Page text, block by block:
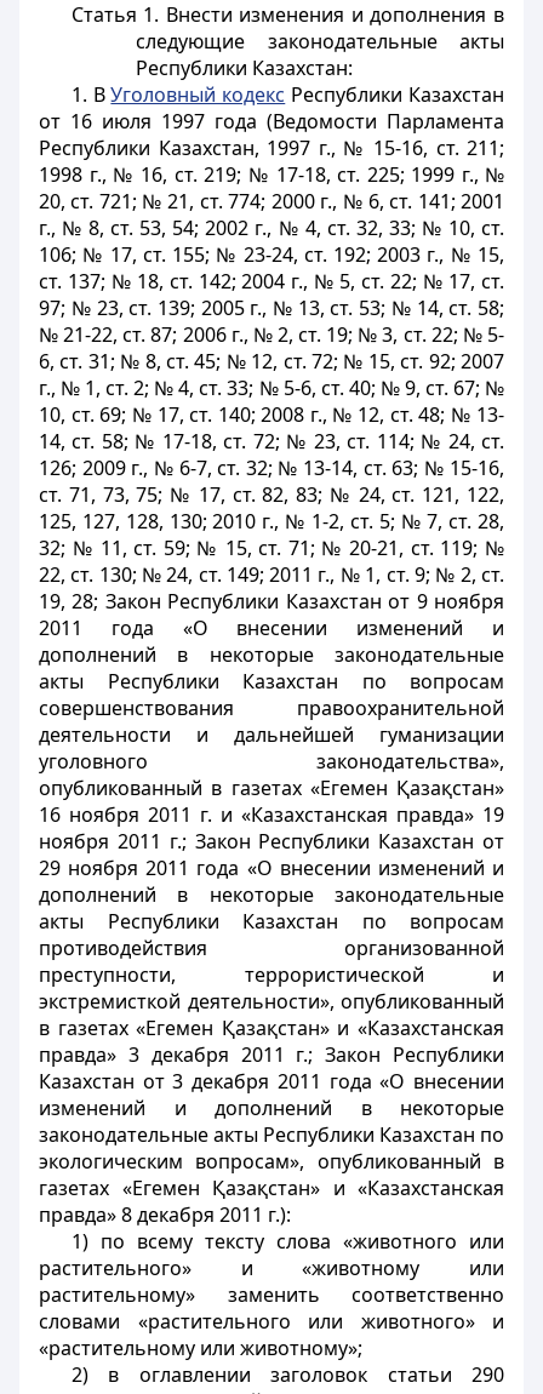
Статья 1. Внести изменения и дополнения в
следующие законодательные акты
Республики Казахстан:
1. ВУголовный кодекс Республики Казахстан
от 16 июля 1997 года (Ведомости Парламента
Республики Казахстан, 1997 г., № 15-16, ст. 211;
1998 г., № 16, ст. 219; № 17-18, ст. 225; 1999 г., №
20, ст. 721; № 21, ст. 774; 2000 г., № 6, ст. 141; 2001
г., № 8, ст. 53, 54; 2002 г., № 4, ст. 32, 33; № 10, ст.
106; № 17, ст. 155; № 23-24, ст. 192; 2003 г., № 15,
ст. 137; № 18, ст. 142; 2004 г., № 5, ст. 22; № 17, ст.
97; № 23, ст. 139; 2005 г., № 13, ст. 53; № 14, ст. 58;
№ 21-22, ст. 87; 2006 г., № 2, ст. 19; № 3, ст. 22; № 5-
6, ст. 31; № 8, ст. 45; № 12, ст. 72; № 15, ст. 92; 2007
г., № 1, ст. 2; № 4, ст. 33; № 5-6, ст. 40; № 9, ст. 67; №
10, ст. 69; № 17, ст. 140; 2008 г., № 12, ст. 48; № 13-
14, ст. 58; № 17-18, ст. 72; № 23, ст. 114; № 24, ст.
126; 2009 г., № 6-7, ст. 32; № 13-14, ст. 63; № 15-16,
ст. 71, 73, 75; № 17, ст. 82, 83; № 24, ст. 121, 122,
125, 127, 128, 130; 2010 г., № 1-2, ст. 5; № 7, ст. 28,
32; № 11, ст. 59; № 15, ст. 71; № 20-21, ст. 119; №
22, ст. 130; № 24, ст. 149; 2011 г., № 1, ст. 9; № 2, ст.
19, 28; Закон Республики Казахстан от 9 ноября
2011 года «О внесении изменений и
дополнений в некоторые законодательные
акты Республики Казахстан по вопросам
совершенствования правоохранительной
деятельности и дальнейшей гуманизации
уголовного законодательства»,
опубликованный в газетах «Егемен Қазақстан»
16 ноября 2011 г. и «Казахстанская правда» 19
ноября 2011 г.; Закон Республики Казахстан от
29 ноября 2011 года «О внесении изменений и
дополнений в некоторые законодательные
акты Республики Казахстан по вопросам
противодействия организованной
преступности, террористической и
экстремисткой деятельности», опубликованный
в газетах «Егемен Қазақстан» и «Казахстанская
правда» 3 декабря 2011 г.; Закон Республики
Казахстан от 3 декабря 2011 года «О внесении
изменений и дополнений в некоторые
законодательные акты Республики Казахстан по
экологическим вопросам», опубликованный в
газетах «Егемен Қазақстан» и «Казахстанская
правда» 8 декабря 2011 г.):
1) по всему тексту слова «животного или
растительного» и «животному или
растительному» заменить соответственно
словами «растительного или животного» и
«растительному или животному»;
2) в оглавлении заголовок статьи 290